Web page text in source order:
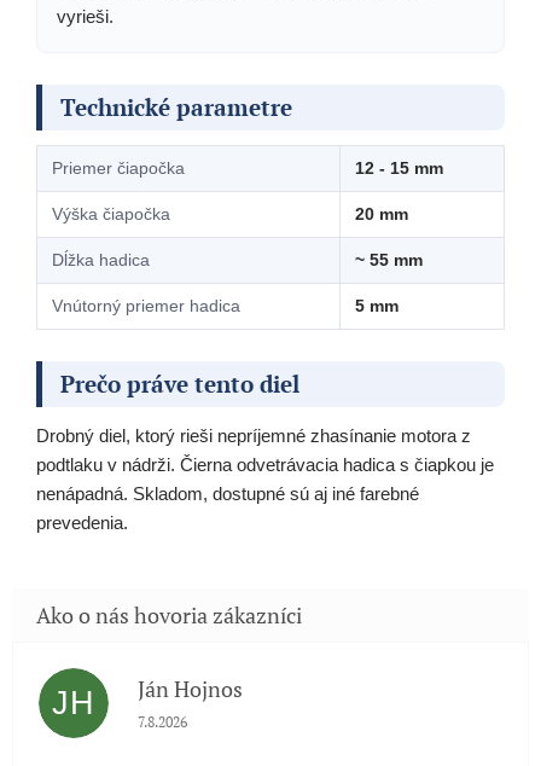
vyrieši.
Technické parametre
Priemer čiapočka 12 - 15 mm
Výška čiapočka 20 mm
Dĺžka hadica ~ 55 mm
Vnútorný priemer hadica 5 mm
Prečo práve tento diel
Drobný diel, ktorý rieši nepríjemné zhasínanie motora z
podtlaku v nádrži. Čierna odvetrávacia hadica s čiapkou je
nenápadná. Skladom, dostupné sú aj iné farebné
prevedenia.
JH Ján Hojnos
Hodnotenie obchodu je 5 z 5 hviezdičiek.
7.8.2026